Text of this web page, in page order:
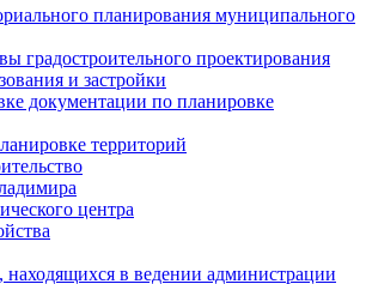
планирования муниципального
градостроительного проектирования
и застройки
документации по планировке
территорий
центра
находящихся в ведении администрации